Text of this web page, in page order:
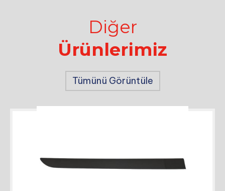
Diğer
Ürünlerimiz
Tümünü Görüntüle